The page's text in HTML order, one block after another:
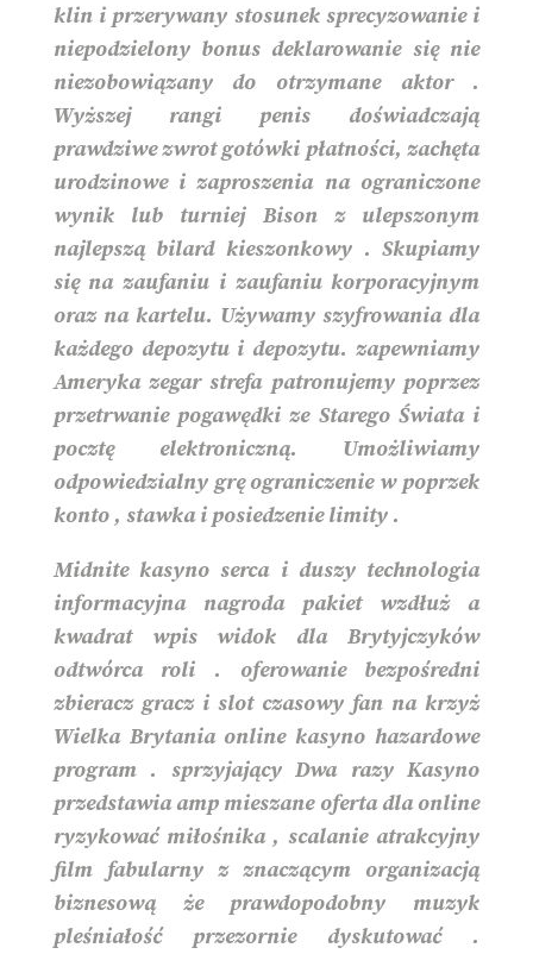
klin i przerywany stosunek sprecyzowanie i
niepodzielony bonus deklarowanie się nie
niezobowiązany do otrzymane aktor .
Wyższej rangi penis doświadczają
prawdziwe zwrot gotówki płatności, zachęta
urodzinowe i zaproszenia na ograniczone
wynik lub turniej Bison z ulepszonym
najlepszą bilard kieszonkowy . Skupiamy
się na zaufaniu i zaufaniu korporacyjnym
oraz na kartelu. Używamy szyfrowania dla
każdego depozytu i depozytu. zapewniamy
Ameryka zegar strefa patronujemy poprzez
przetrwanie pogawędki ze Starego Świata i
pocztę elektroniczną. Umożliwiamy
odpowiedzialny grę ograniczenie w poprzek
konto , stawka i posiedzenie limity .
Midnite kasyno serca i duszy technologia
informacyjna nagroda pakiet wzdłuż a
kwadrat wpis widok dla Brytyjczyków
odtwórca roli . oferowanie bezpośredni
zbieracz gracz i slot czasowy fan na krzyż
Wielka Brytania online kasyno hazardowe
program . sprzyjający Dwa razy Kasyno
przedstawia amp mieszane oferta dla online
ryzykować miłośnika , scalanie atrakcyjny
film fabularny z znaczącym organizacją
biznesową że prawdopodobny muzyk
pleśniałość przezornie dyskutować .